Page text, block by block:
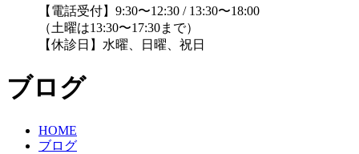
【電話受付】9:30〜12:30 / 13:30〜18:00
（土曜は13:30〜17:30まで）
【休診日】水曜、日曜、祝日
ブログ
HOME
ブログ